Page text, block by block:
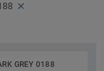
GREY 0188